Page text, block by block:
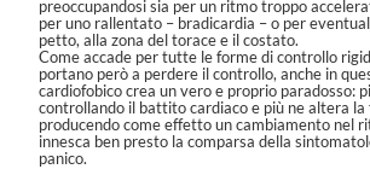
preoccupandosi sia per un ritmo troppo
per uno rallentato – bradicardia – o per
petto, alla zona del torace e il costato.
Come accade per tutte le forme di controllo
portano però a perdere il controllo, anche in
cardiofobico crea un vero e proprio paradosso:
controllando il battito cardiaco e più ne altera la
producendo come effetto un cambiamento nel
innesca ben presto la comparsa della
panico.